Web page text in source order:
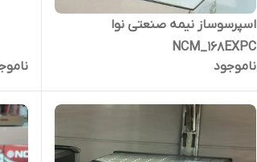
اسپرسوساز نیمه صنعتی نوا
NCM_168EXPC
ناموجود